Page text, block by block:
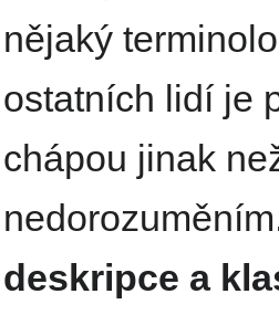
nějaký
ostatních lidí je
chápou jinak
deskripce a